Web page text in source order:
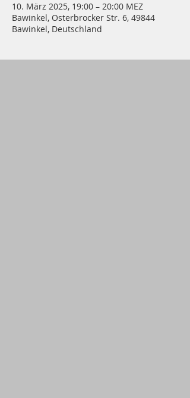
10. März 2025, 19:00 – 20:00 MEZ
Bawinkel, Osterbrocker Str. 6, 49844
Bawinkel, Deutschland